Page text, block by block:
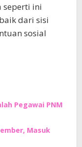
seperti ini
dari sisi
sosial
Pegawai PNM
Masuk